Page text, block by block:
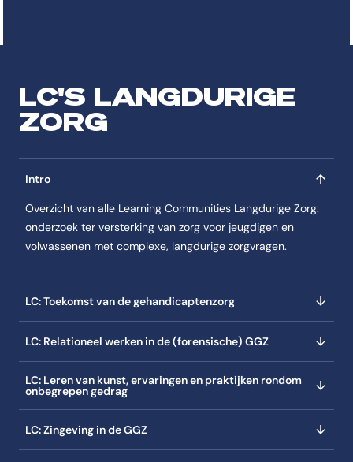
LC'S LANGDURIGE
ZORG
Intro
Overzicht van alle Learning Communities Langdurige Zorg:
onderzoek ter versterking van zorg voor jeugdigen en
volwassenen met complexe, langdurige zorgvragen.
LC: Toekomst van de gehandicaptenzorg
LC: Relationeel werken in de (forensische) GGZ
LC: Leren van kunst, ervaringen en praktijken rondom
onbegrepen gedrag
LC: Zingeving in de GGZ